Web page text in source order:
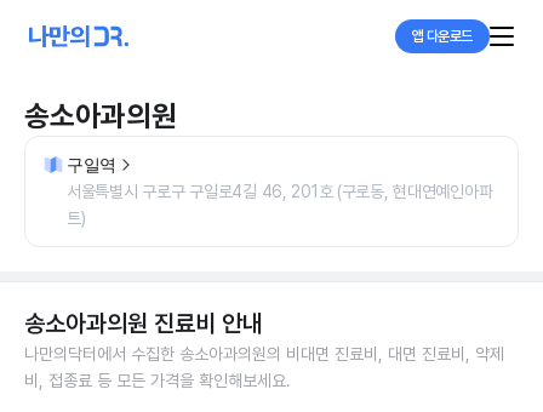
앱 다운로드
송소아과의원
구일역
서울특별시 구로구 구일로4길 46, 201호 (구로동, 현대연예인아파
트)
송소아과의원 진료비 안내
나만의닥터에서 수집한 송소아과의원의 비대면 진료비, 대면 진료비, 약제
비, 접종료 등 모든 가격을 확인해보세요.